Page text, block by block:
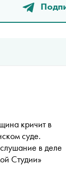
кричит в
суде.
в деле
Студии»